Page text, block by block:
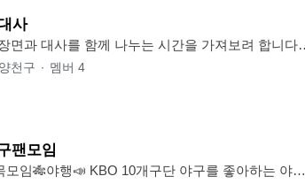
사람 4️⃣ 겨울이면 스케이트장 음악·조명 분위기
사
면과 대사를 함께 나누는 시간을 가져보려 합니다.
지침이 되었던 문장들을 공유하며 서로의 취향을 알
드라마 시청이 취미이거나 인상 깊은 구절을 기록해
려요:)
양천구 ∙ 멤버 4
팬모임
임🎋야행📣 KBO 10개구단 야구를 좋아하는 야구